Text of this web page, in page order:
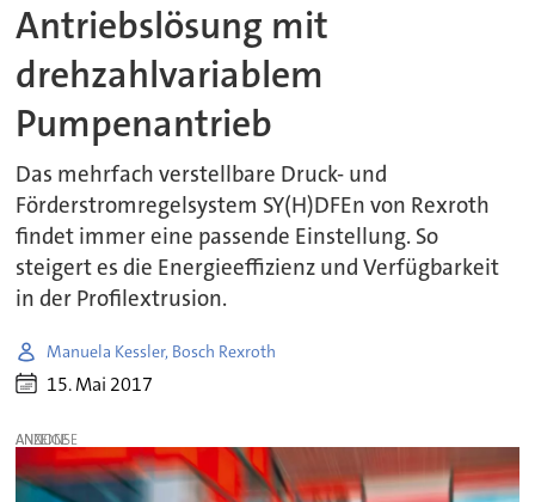
Antriebslösung mit
drehzahlvariablem
Pumpenantrieb
Das mehrfach verstellbare Druck- und
Förderstromregelsystem SY(H)DFEn von Rexroth
findet immer eine passende Einstellung. So
steigert es die Energieeffizienz und Verfügbarkeit
in der Profilextrusion.
Manuela Kessler, Bosch Rexroth
15. Mai 2017
ANZEIGE